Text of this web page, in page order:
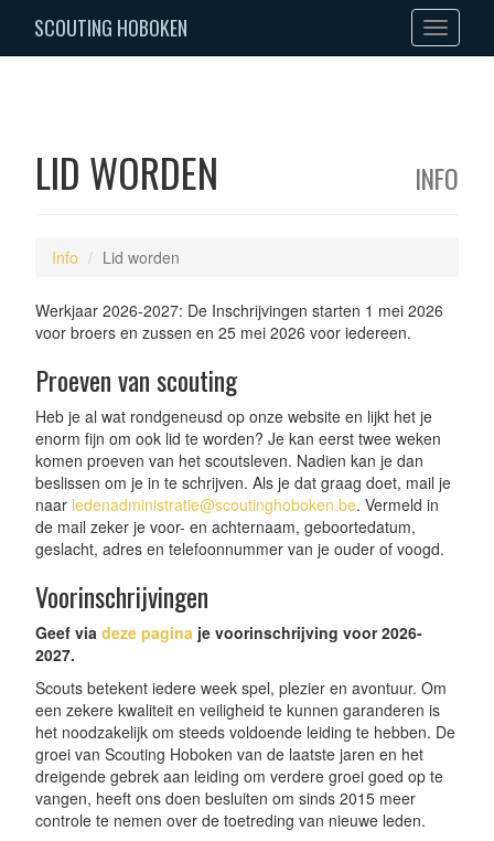
Toggle
navigation
SCOUTING HOBOKEN
LID WORDEN INFO
Info Lid worden
Werkjaar 2026-2027: De Inschrijvingen starten 1 mei 2026
voor broers en zussen en 25 mei 2026 voor iedereen.
Proeven van scouting
Heb je al wat rondgeneusd op onze website en lijkt het je
enorm fijn om ook lid te worden? Je kan eerst twee weken
komen proeven van het scoutsleven. Nadien kan je dan
beslissen om je in te schrijven. Als je dat graag doet, mail je
naar ledenadministratie@scoutinghoboken.be. Vermeld in
de mail zeker je voor- en achternaam, geboortedatum,
geslacht, adres en telefoonnummer van je ouder of voogd.
Voorinschrijvingen
Geef via deze paginaje voorinschrijving voor 2026-
2027.
Scouts betekent iedere week spel, plezier en avontuur. Om
een zekere kwaliteit en veiligheid te kunnen garanderen is
het noodzakelijk om steeds voldoende leiding te hebben. De
groei van Scouting Hoboken van de laatste jaren en het
dreigende gebrek aan leiding om verdere groei goed op te
vangen, heeft ons doen besluiten om sinds 2015 meer
controle te nemen over de toetreding van nieuwe leden.